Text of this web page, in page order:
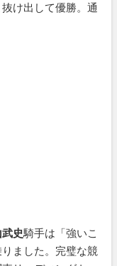
け出して優勝。通
史騎手は「強いこ
ました。完璧な競